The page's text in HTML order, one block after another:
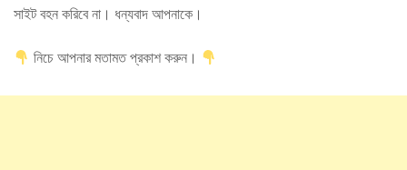
সাইট বহন করিবে না। ধন্যবাদ আপনাকে।
নিচে আপনার মতামত প্রকাশ করুন।